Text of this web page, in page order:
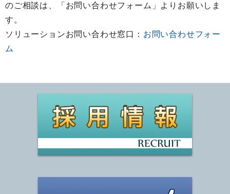
のご相談は、「お問い合わせフォーム」よりお願いしま
す。
ソリューションお問い合わせ窓口： お問い合わせフォー
ム